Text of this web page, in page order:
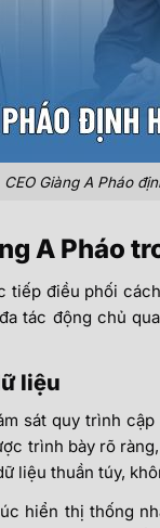
CEO Giàng A Pháo
A Pháo
tiếp điều phối
tác động chủ
liệu
sát quy trình
trình bày rõ
liệu thuần túy,
hiển thị thống